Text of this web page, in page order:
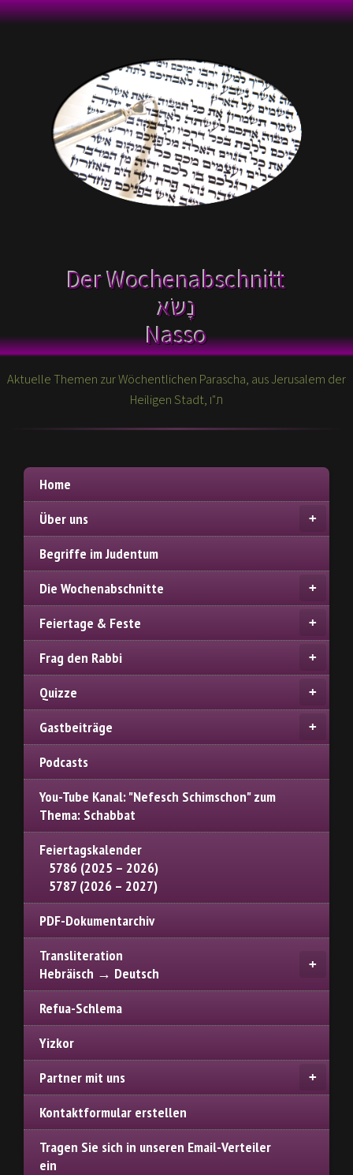
Der Wochenabschnitt
נָשֹׂא
Nasso
Aktuelle Themen zur Wöchentlichen Parascha, aus Jerusalem der
Heiligen Stadt, ת"ו
Home
Über uns
Begriffe im Judentum
Die Wochenabschnitte
Feiertage & Feste
Frag den Rabbi
Quizze
Gastbeiträge
Podcasts
You-Tube Kanal: "Nefesch Schimschon" zum
Thema: Schabbat
Feiertagskalender
5786 (2025 – 2026)
5787 (2026 – 2027)
PDF-Dokumentarchiv
Transliteration
Hebräisch → Deutsch
Refua-Schlema
Yizkor
Partner mit uns
Kontaktformular erstellen
Tragen Sie sich in unseren Email-Verteiler
ein